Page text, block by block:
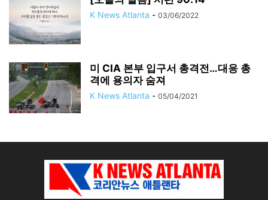
K News Atlanta - 03/06/2022
미 CIA 본부 입구서 총격전…대응 총
격에 용의자 숨져
K News Atlanta - 05/04/2021